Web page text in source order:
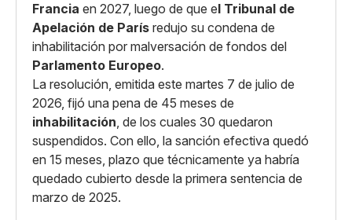
Francia en 2027, luego de que el Tribunal de
Apelación de París redujo su condena de
inhabilitación por malversación de fondos del
Parlamento Europeo.
La resolución, emitida este martes 7 de julio de
2026, fijó una pena de 45 meses de
inhabilitación, de los cuales 30 quedaron
suspendidos. Con ello, la sanción efectiva quedó
en 15 meses, plazo que técnicamente ya habría
quedado cubierto desde la primera sentencia de
marzo de 2025.